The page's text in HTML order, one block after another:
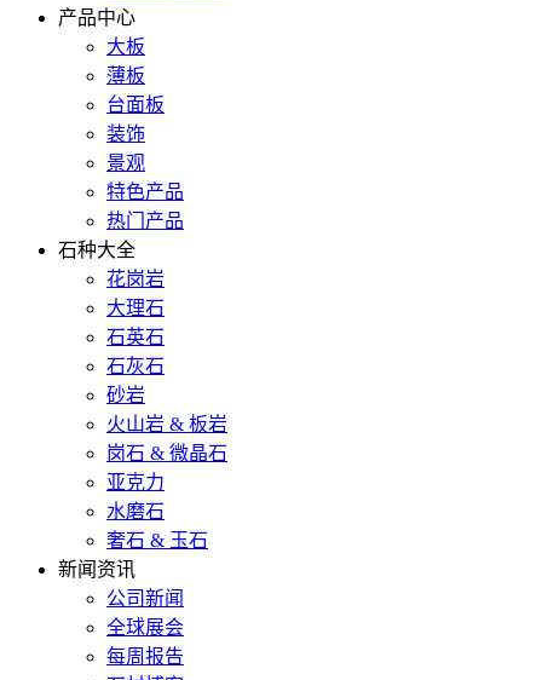
产品中心
大板
薄板
台面板
装饰
景观
特色产品
热门产品
石种大全
花岗岩
大理石
石英石
石灰石
砂岩
火山岩 & 板岩
岗石 & 微晶石
亚克力
水磨石
奢石 & 玉石
新闻资讯
公司新闻
全球展会
每周报告